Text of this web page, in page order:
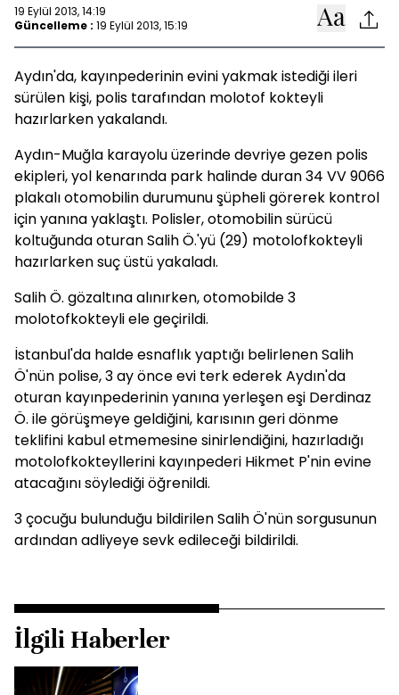
19 Eylül 2013, 14:19
Güncelleme : 19 Eylül 2013, 15:19
Aydın'da, kayınpederinin evini yakmak istediği ileri
sürülen kişi, polis tarafından molotof kokteyli
hazırlarken yakalandı.
Aydın-Muğla karayolu üzerinde devriye gezen polis
ekipleri, yol kenarında park halinde duran 34 VV 9066
plakalı otomobilin durumunu şüpheli görerek kontrol
için yanına yaklaştı. Polisler, otomobilin sürücü
koltuğunda oturan Salih Ö.'yü (29) motolofkokteyli
hazırlarken suç üstü yakaladı.
Salih Ö. gözaltına alınırken, otomobilde 3
molotofkokteyli ele geçirildi.
İstanbul'da halde esnaflık yaptığı belirlenen Salih
Ö'nün polise, 3 ay önce evi terk ederek Aydın'da
oturan kayınpederinin yanına yerleşen eşi Derdinaz
Ö. ile görüşmeye geldiğini, karısının geri dönme
teklifini kabul etmemesine sinirlendiğini, hazırladığı
motolofkokteyllerini kayınpederi Hikmet P'nin evine
atacağını söylediği öğrenildi.
3 çocuğu bulunduğu bildirilen Salih Ö'nün sorgusunun
ardından adliyeye sevk edileceği bildirildi.
İlgili Haberler